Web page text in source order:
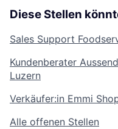
Diese Stellen
Sales Support
Kundenberater
Luzern
Verkäufer:in Emmi
Alle offenen Stellen